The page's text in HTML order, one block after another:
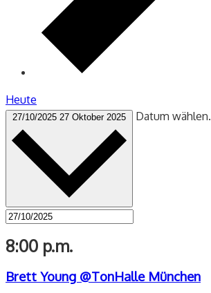
Heute
27/10/2025 27 Oktober 2025 Datum wählen.
8:00 p.m.
Brett Young @TonHalle München